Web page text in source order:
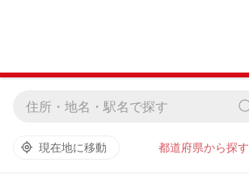
現在地に移動 都道府県から探す